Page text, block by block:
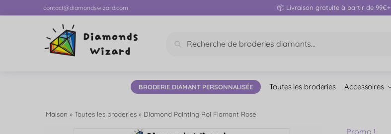
contact@diamondswizard.com 📦 Livraison gratuite à partir de 99€+
Recherché
BRODERIE DIAMANT PERSONNALISÉE Toutes les broderies Accessoires
Maison »Toutes les broderies » Diamond Painting Roi Flamant Rose
Promo !